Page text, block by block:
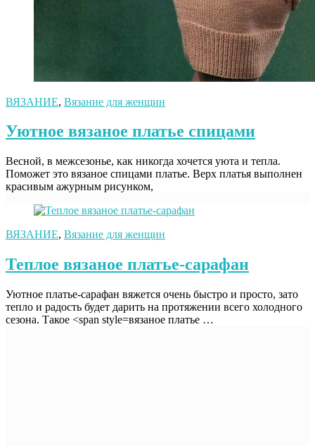
ВЯЗАНИЕ, Вязание для женщин
Уютное вязаное платье спицами
Весной, в межсезонье, как никогда хочется уюта и тепла.
Поможет это вязаное спицами платье. Верх платья выполнен
красивым ажурным рисунком,
ВЯЗАНИЕ, Вязание для женщин
Теплое вязаное платье-сарафан
Уютное платье-сарафан вяжется очень быстро и просто, зато
тепло и радость будет дарить на протяжении всего холодного
сезона. Такое <span style=вязаное платье …